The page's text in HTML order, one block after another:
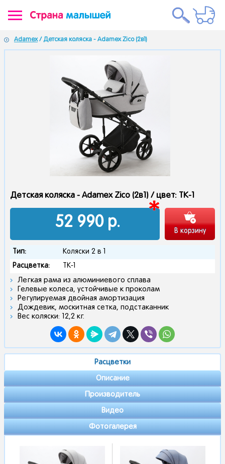
Adamex/ Детская коляска - Adamex Zico (2в1)
Детская коляска - Adamex Zico (2в1) / цвет: TK-1
52 990р.
В корзину
Тип: Коляски 2 в 1
Расцветка: TK-1
Легкая рама из алюминиевого сплава
Гелевые колеса, устойчивые к проколам
Регулируемая двойная амортизация
Дождевик, москитная сетка, подстаканник
Вес коляски: 12,2 кг.
Расцветки
Описание
Производитель
Видео
Фотогалерея